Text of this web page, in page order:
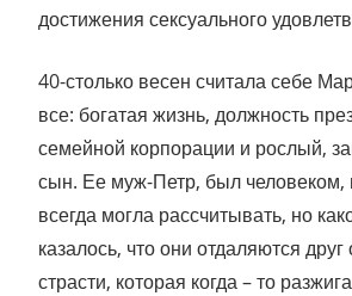
достижения сексуального
40-столько весен считала себе
все: богатая жизнь, должность
семейной корпорации и рослый,
сын. Ее муж-Петр, был человеком,
всегда могла рассчитывать, но
казалось, что они отдаляются друг
страсти, которая когда – то